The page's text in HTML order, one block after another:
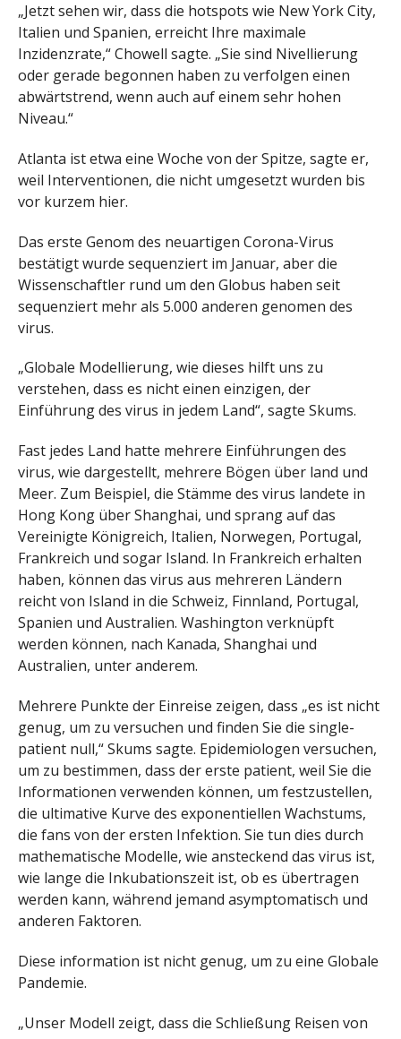
„Jetzt sehen wir, dass die hotspots wie New York City,
Italien und Spanien, erreicht Ihre maximale
Inzidenzrate,“ Chowell sagte. „Sie sind Nivellierung
oder gerade begonnen haben zu verfolgen einen
abwärtstrend, wenn auch auf einem sehr hohen
Niveau.“
Atlanta ist etwa eine Woche von der Spitze, sagte er,
weil Interventionen, die nicht umgesetzt wurden bis
vor kurzem hier.
Das erste Genom des neuartigen Corona-Virus
bestätigt wurde sequenziert im Januar, aber die
Wissenschaftler rund um den Globus haben seit
sequenziert mehr als 5.000 anderen genomen des
virus.
„Globale Modellierung, wie dieses hilft uns zu
verstehen, dass es nicht einen einzigen, der
Einführung des virus in jedem Land“, sagte Skums.
Fast jedes Land hatte mehrere Einführungen des
virus, wie dargestellt, mehrere Bögen über land und
Meer. Zum Beispiel, die Stämme des virus landete in
Hong Kong über Shanghai, und sprang auf das
Vereinigte Königreich, Italien, Norwegen, Portugal,
Frankreich und sogar Island. In Frankreich erhalten
haben, können das virus aus mehreren Ländern
reicht von Island in die Schweiz, Finnland, Portugal,
Spanien und Australien. Washington verknüpft
werden können, nach Kanada, Shanghai und
Australien, unter anderem.
Mehrere Punkte der Einreise zeigen, dass „es ist nicht
genug, um zu versuchen und finden Sie die single-
patient null,“ Skums sagte. Epidemiologen versuchen,
um zu bestimmen, dass der erste patient, weil Sie die
Informationen verwenden können, um festzustellen,
die ultimative Kurve des exponentiellen Wachstums,
die fans von der ersten Infektion. Sie tun dies durch
mathematische Modelle, wie ansteckend das virus ist,
wie lange die Inkubationszeit ist, ob es übertragen
werden kann, während jemand asymptomatisch und
anderen Faktoren.
Diese information ist nicht genug, um zu eine Globale
Pandemie.
„Unser Modell zeigt, dass die Schließung Reisen von